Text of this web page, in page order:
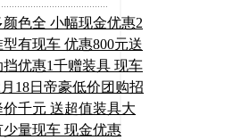
色全 小幅现金优惠2
有现车 优惠800元送
挡优惠1千赠装具 现车
18日帝豪低价团购招
千元 送超值装具大
量现车 现金优惠